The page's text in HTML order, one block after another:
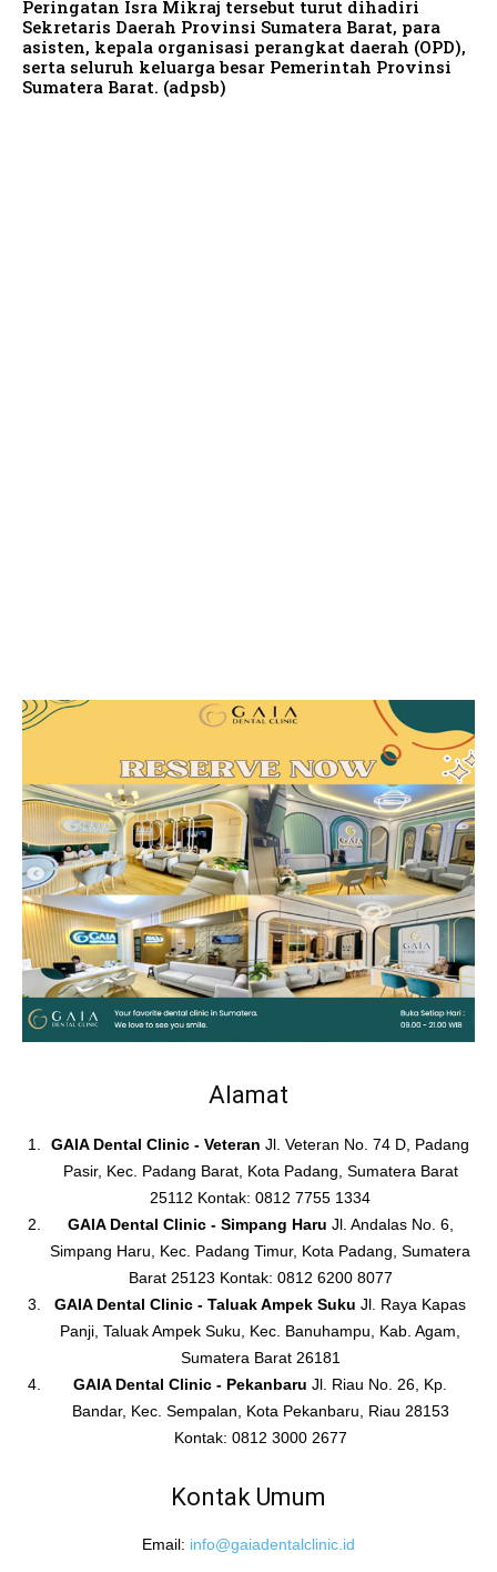
Peringatan Isra Mikraj tersebut turut dihadiri
Sekretaris Daerah Provinsi Sumatera Barat, para
asisten, kepala organisasi perangkat daerah (OPD),
serta seluruh keluarga besar Pemerintah Provinsi
Sumatera Barat. (adpsb)
Alamat
GAIA Dental Clinic - Veteran Jl. Veteran No. 74 D, Padang
Pasir, Kec. Padang Barat, Kota Padang, Sumatera Barat
25112 Kontak: 0812 7755 1334
GAIA Dental Clinic - Simpang Haru Jl. Andalas No. 6,
Simpang Haru, Kec. Padang Timur, Kota Padang, Sumatera
Barat 25123 Kontak: 0812 6200 8077
GAIA Dental Clinic - Taluak Ampek Suku Jl. Raya Kapas
Panji, Taluak Ampek Suku, Kec. Banuhampu, Kab. Agam,
Sumatera Barat 26181
GAIA Dental Clinic - Pekanbaru Jl. Riau No. 26, Kp.
Bandar, Kec. Sempalan, Kota Pekanbaru, Riau 28153
Kontak: 0812 3000 2677
Kontak Umum
Email: info@gaiadentalclinic.id